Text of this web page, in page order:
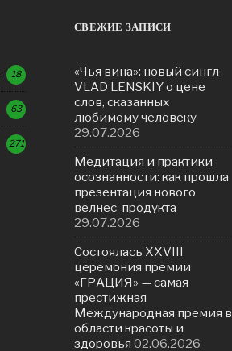
18
63
271
СВЕЖИЕ ЗАПИСИ
«Чья вина»: новый сингл
VLAD LENSKIY о цене
слов, сказанных
любимому человеку
29.07.2026
Медитация и практики
осознанности: как прошла
презентация нового
велнес-продукта
29.07.2026
Состоялась ХXVIII
церемония премии
«ГРАЦИЯ» — самая
престижная
Международная премия в
области красоты и
здоровья 02.06.2026